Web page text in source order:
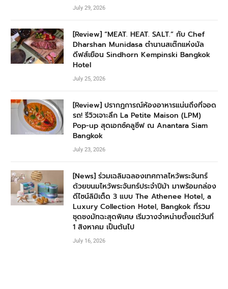
July 29, 2026
[Review] “MEAT. HEAT. SALT.” กับ Chef
Dharshan Munidasa ตำนานสเต๊กแห่งมัล
ดีฟส์เยือน Sindhorn Kempinski Bangkok
Hotel
July 25, 2026
[Review] ปรากฏการณ์ห้องอาหารแน่นถึงที่จอด
รถ! รีวิวเจาะลึก La Petite Maison (LPM)
Pop-up สุดเอกซ์คลูซีฟ ณ Anantara Siam
Bangkok
July 23, 2026
[News] ร่วมเฉลิมฉลองเทศกาลไหว้พระจันทร์
ด้วยขนมไหว้พระจันทร์ประจำปีม้า มาพร้อมกล่อง
ดีไซน์ลิมิเต็ด 3 แบบ The Athenee Hotel, a
Luxury Collection Hotel, Bangkok ที่รวม
ชุดชงมัทฉะสุดพิเศษ เริ่มวางจำหน่ายตั้งแต่วันที่
1 สิงหาคม เป็นต้นไป
July 16, 2026